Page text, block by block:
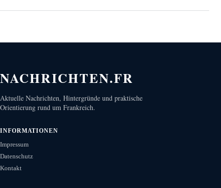
NACHRICHTEN.FR
Aktuelle Nachrichten, Hintergründe und praktische
Orientierung rund um Frankreich.
INFORMATIONEN
Impressum
Datenschutz
Kontakt